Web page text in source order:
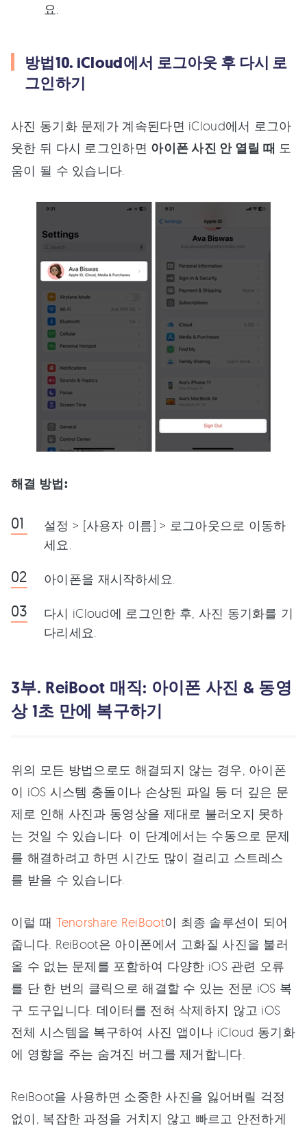
요.
방법10. iCloud에서 로그아웃 후 다시 로
그인하기
사진 동기화 문제가 계속된다면 iCloud에서 로그아
웃한 뒤 다시 로그인하면 아이폰 사진 안 열릴 때 도
움이 될 수 있습니다.
해결 방법:
설정 > [사용자 이름] > 로그아웃으로 이동하
세요.
아이폰을 재시작하세요.
다시 iCloud에 로그인한 후, 사진 동기화를 기
다리세요.
3부. ReiBoot 매직: 아이폰 사진 & 동영
상 1초 만에 복구하기
위의 모든 방법으로도 해결되지 않는 경우, 아이폰
이 iOS 시스템 충돌이나 손상된 파일 등 더 깊은 문
제로 인해 사진과 동영상을 제대로 불러오지 못하
는 것일 수 있습니다. 이 단계에서는 수동으로 문제
를 해결하려고 하면 시간도 많이 걸리고 스트레스
를 받을 수 있습니다.
이럴 때 Tenorshare ReiBoot이 최종 솔루션이 되어
줍니다. ReiBoot은 아이폰에서 고화질 사진을 불러
올 수 없는 문제를 포함하여 다양한 iOS 관련 오류
를 단 한 번의 클릭으로 해결할 수 있는 전문 iOS 복
구 도구입니다. 데이터를 전혀 삭제하지 않고 iOS
전체 시스템을 복구하여 사진 앱이나 iCloud 동기화
에 영향을 주는 숨겨진 버그를 제거합니다.
ReiBoot을 사용하면 소중한 사진을 잃어버릴 걱정
없이, 복잡한 과정을 거치지 않고 빠르고 안전하게